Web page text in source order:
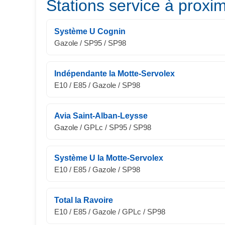
Stations service à
Système U Cognin
Gazole / SP95 / SP98
Indépendante la Motte-Servolex
E10 / E85 / Gazole / SP98
Avia Saint-Alban-Leysse
Gazole / GPLc / SP95 / SP98
Système U la Motte-Servolex
E10 / E85 / Gazole / SP98
Total la Ravoire
E10 / E85 / Gazole / GPLc / SP98